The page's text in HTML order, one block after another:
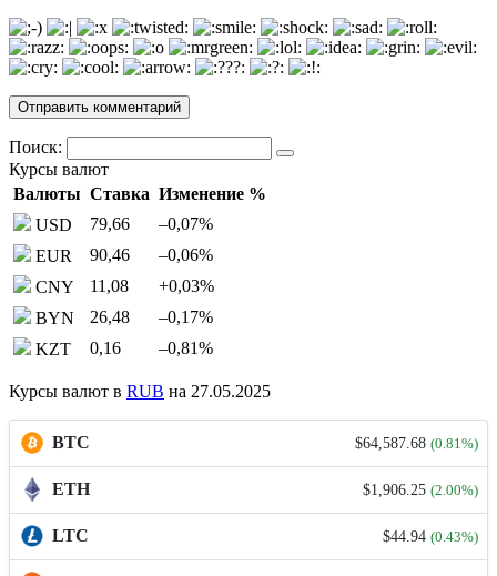
Поиск:
Курсы валют
Валюты Ставка Изменение %
USD
79,66 –0,07%
EUR
90,46 –0,06%
CNY
11,08 +0,03%
BYN
26,48 –0,17%
KZT
0,16 –0,81%
Курсы валют в RUB на 27.05.2025
BTC $64,587.68 (0.81%)
ETH $1,906.25 (2.00%)
LTC $44.94 (0.43%)